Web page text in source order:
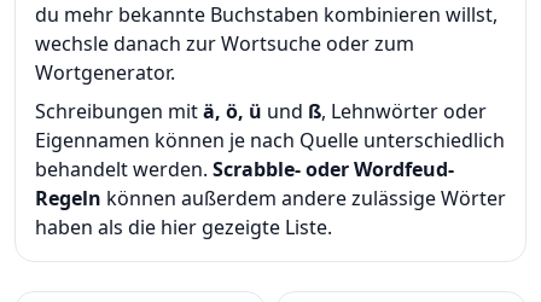
du mehr bekannte Buchstaben kombinieren willst,
wechsle danach zur Wortsuche oder zum
Wortgenerator.
Schreibungen mitä, ö, ü und ß, Lehnwörter oder
Eigennamen können je nach Quelle unterschiedlich
behandelt werden. Scrabble- oder Wordfeud-
Regeln können außerdem andere zulässige Wörter
haben als die hier gezeigte Liste.